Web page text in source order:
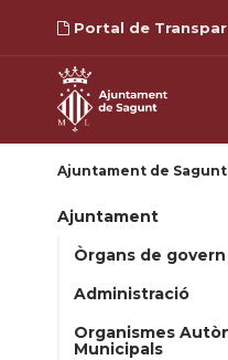
Portal de
Ajuntament de Sagunt
Ajuntament
Òrgans de govern
Administració
Organismes
Municipals